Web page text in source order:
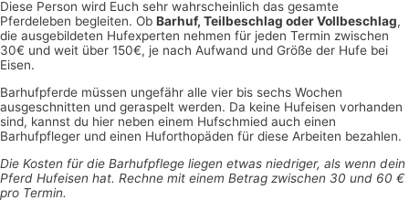
Diese Person wird Euch sehr wahrscheinlich das gesamte
Pferdeleben begleiten. Ob Barhuf, Teilbeschlag oder Vollbeschlag,
die ausgebildeten Hufexperten nehmen für jeden Termin zwischen
30€ und weit über 150€, je nach Aufwand und Größe der Hufe bei
Eisen.
Barhufpferde müssen ungefähr alle vier bis sechs Wochen
ausgeschnitten und geraspelt werden. Da keine Hufeisen vorhanden
sind, kannst du hier neben einem Hufschmied auch einen
Barhufpfleger und einen Huforthopäden für diese Arbeiten bezahlen.
Die Kosten für die Barhufpflege liegen etwas niedriger, als wenn dein
Pferd Hufeisen hat. Rechne mit einem Betrag zwischen 30 und 60 €
pro Termin.